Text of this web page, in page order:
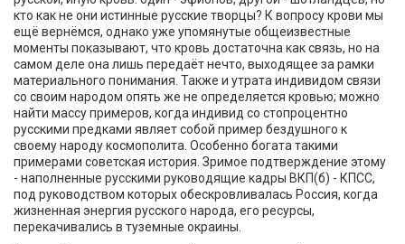
кто как не они истинные русские творцы? К вопросу крови мы
ещё вернёмся, однако уже упомянутые общеизвестные
моменты показывают, что кровь достаточна как связь, но на
самом деле она лишь передаёт нечто, выходящее за рамки
материального понимания. Также и утрата индивидом связи
со своим народом опять же не определяется кровью; можно
найти массу примеров, когда индивид со стопроцентно
русскими предками являет собой пример бездушного к
своему народу космополита. Особенно богата такими
примерами советская история. Зримое подтверждение этому
- наполненные русскими руководящие кадры ВКП(б) - КПСС,
под руководством которых обескровливалась Россия, когда
жизненная энергия русского народа, его ресурсы,
перекачивались в туземные окраины.